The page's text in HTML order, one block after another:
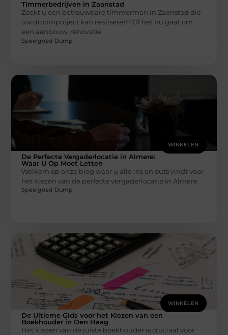
Timmerbedrijven in Zaanstad
Zoekt u een betrouwbare timmerman in Zaanstad die
uw droomproject kan realiseren? Of het nu gaat om
een aanbouw, renovatie
Speelgoed Dump
WINKELEN
De Perfecte Vergaderlocatie in Almere:
Waar U Op Moet Letten
Welkom op onze blog waar u alle ins en outs vindt voor
het kiezen van de perfecte vergaderlocatie in Almere.
Speelgoed Dump
WINKELEN
De Ultieme Gids voor het Kiezen van een
Boekhouder in Den Haag
Het kiezen van de juiste boekhouder is cruciaal voor